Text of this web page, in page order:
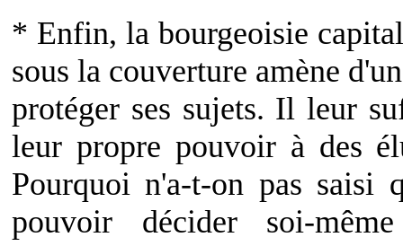
* Enfin, la bourgeoisie
sous la couverture amène
protéger ses sujets. Il leur
leur propre pouvoir à des
Pourquoi n'a-t-on pas saisi
pouvoir décider soi-